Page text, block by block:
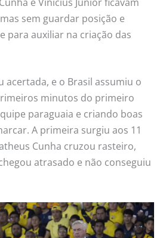
sem guardar posição e
para auxiliar na criação das
acertada, e o Brasil assumiu o
minutos do primeiro
paraguaia e criando boas
A primeira surgiu aos 11
Cunha cruzou rasteiro,
atrasado e não conseguiu